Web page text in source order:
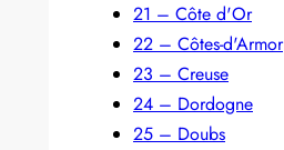
21 – Côte d'Or
22 – Côtes-d'Armor
23 – Creuse
24 – Dordogne
25 – Doubs